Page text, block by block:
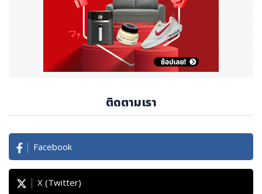
าแก่นแท้ของกีฬา parkour และการวิ่ง freerunning และ
สร้างแรงบันดาลใจให้กับผู้คนทั่วโลก
ติดตามเรา
Facebook
X (Twitter)